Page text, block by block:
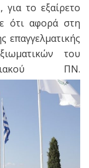
το εξαίρετο
ότι αφορά στη
επαγγελματικής
του
ΠΝ.